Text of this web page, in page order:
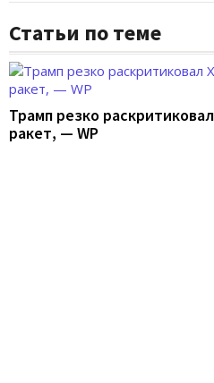
Статьи по теме
Трамп резко
ракет, — WP